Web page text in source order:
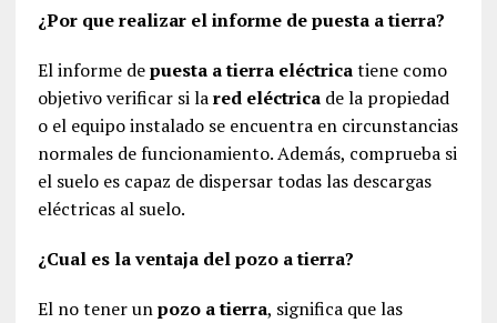
¿Por que realizar el informe de puesta a tierra?
El informe depuesta a tierra eléctricatiene como
objetivo verificar si lared eléctricade la propiedad
o el equipo instalado se encuentra en circunstancias
normales de funcionamiento. Además, comprueba si
el suelo es capaz de dispersar todas las descargas
eléctricas al suelo.
¿Cual es la ventaja del pozo a tierra?
El no tener unpozo a tierra, significa que las